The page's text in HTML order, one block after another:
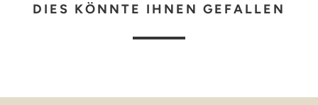
DIES KÖNNTE IHNEN GEFALLEN